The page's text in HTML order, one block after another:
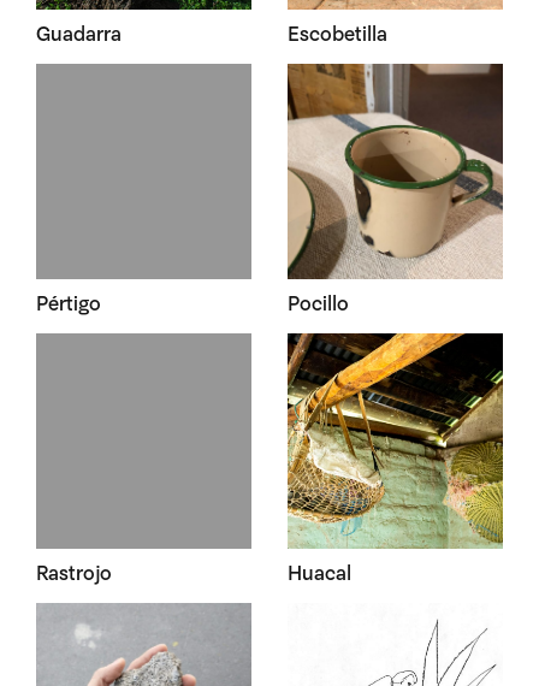
Guadarra Escobetilla
Pértigo Pocillo
Rastrojo Huacal